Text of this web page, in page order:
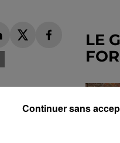
LE
Continuer sans